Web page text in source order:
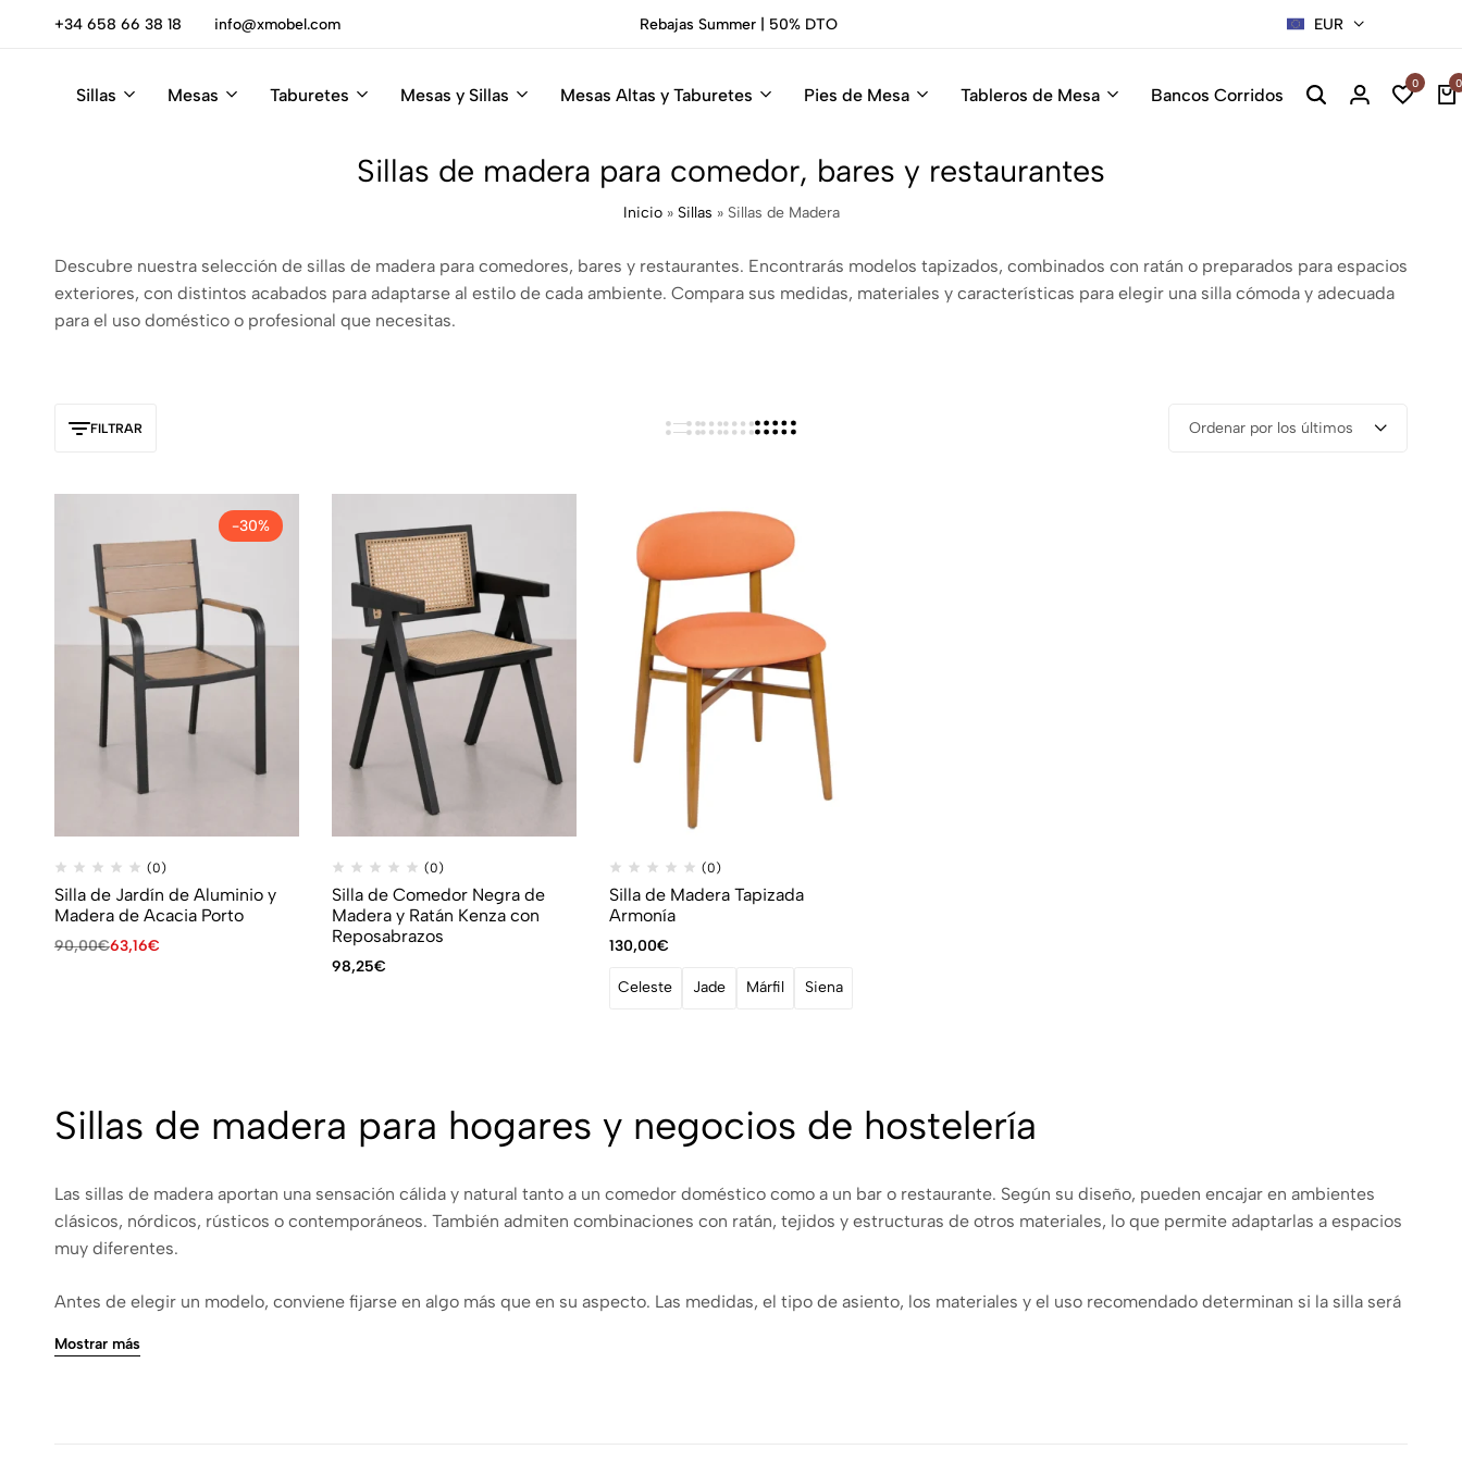
+34 658 66 38 18 info@xmobel.com Rebajas Summer | 50% DTO EUR
Sillas Mesas Taburetes Mesas y Sillas Mesas Altas y Taburetes Pies de Mesa Tableros de Mesa Bancos Corridos
0 0
Sillas de madera para comedor, bares y restaurantes
Inicio» Sillas » Sillas de Madera
Descubre nuestra selección de sillas de madera para comedores, bares y restaurantes. Encontrarás modelos tapizados, combinados con ratán o preparados para espacios
exteriores, con distintos acabados para adaptarse al estilo de cada ambiente. Compara sus medidas, materiales y características para elegir una silla cómoda y adecuada
para el uso doméstico o profesional que necesitas.
FILTRAR Ordenar por los últimos
-30%
(0)
Silla de Jardín de Aluminio y
Madera de Acacia Porto
90,00€63,16€
(0)
Silla de Comedor Negra de
Madera y Ratán Kenza con
Reposabrazos
98,25€
(0)
Silla de Madera Tapizada
Armonía
130,00€
Celeste Jade Márfil Siena
Sillas de madera para hogares y negocios de hostelería
Las sillas de madera aportan una sensación cálida y natural tanto a un comedor doméstico como a un bar o restaurante. Según su diseño, pueden encajar en ambientes
clásicos, nórdicos, rústicos o contemporáneos. También admiten combinaciones con ratán, tejidos y estructuras de otros materiales, lo que permite adaptarlas a espacios
muy diferentes.
Antes de elegir un modelo, conviene fijarse en algo más que en su aspecto. Las medidas, el tipo de asiento, los materiales y el uso recomendado determinan si la silla será
Mostrar más